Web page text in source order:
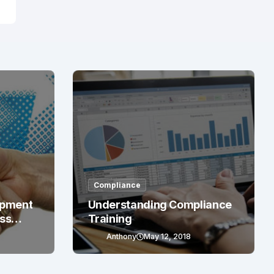
Compliance
Understanding Compliance
Training
Anthony May 12, 2018